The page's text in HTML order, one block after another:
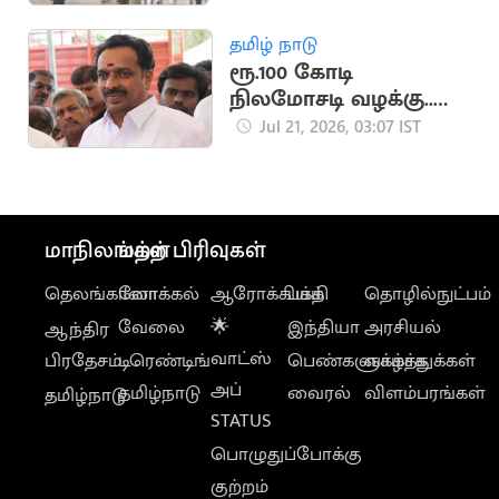
தமிழ் நாடு
ரூ.100 கோடி
நிலமோசடி வழக்கு..
எம்.ஆர்.விஜயபாசகர்
Jul 21, 2026, 03:07 IST
மாநிலங்கள்
தெலங்கானா
ஆந்திர
பிரதேசம்
தமிழ்நாடு
மற்ற பிரிவுகள்
லோக்கல்
வேலை
டிரெண்டிங்
தமிழ்நாடு
ஆரோக்கியம்
🌟
வாட்ஸ்
அப்
STATUS
பொழுதுப்போக்கு
குற்றம்
பக்தி
இந்தியா
பெண்களுக்காக
வைரல்
தொழில்நுட்பம்
அரசியல்
வாழ்த்துக்கள்
விளம்பரங்கள்